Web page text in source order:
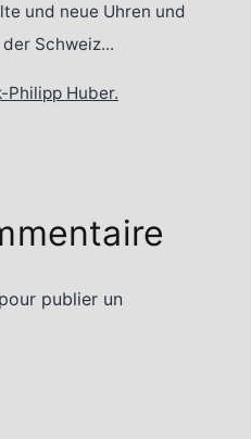
und neue Uhren und
Schweiz...
Huber.
pour publier un